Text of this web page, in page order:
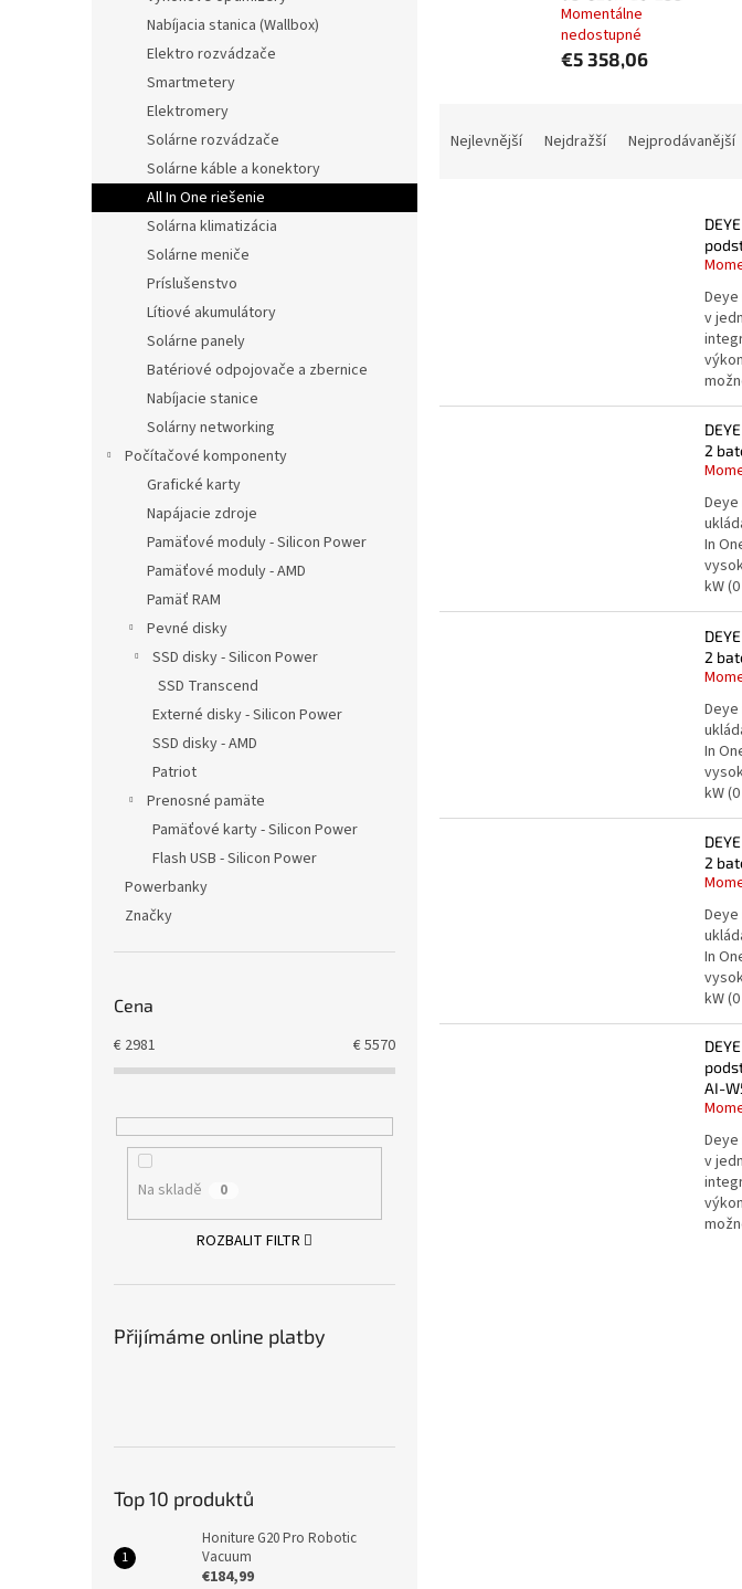
Nabíjacia stanica (Wallbox)
Elektro rozvádzače
Smartmetery
Elektromery
Solárne rozvádzače
Solárne káble a konektory
All In One riešenie
Solárna klimatizácia
Solárne meniče
Príslušenstvo
Lítiové akumulátory
Solárne panely
Batériové odpojovače a zbernice
Nabíjacie stanice
Solárny networking
Počítačové komponenty
Grafické karty
Napájacie zdroje
Pamäťové moduly - Silicon Power
Pamäťové moduly - AMD
Pamäť RAM
Pevné disky
SSD disky - Silicon Power
SSD Transcend
Externé disky - Silicon Power
SSD disky - AMD
Patriot
Prenosné pamäte
Pamäťové karty - Silicon Power
Flash USB - Silicon Power
Powerbanky
Značky
Cena
€ 2981 €5570
Na skladě 0
ROZBALIT FILTR
Přijímáme online platby
Top 10 produktů
Honiture G20 Pro Robotic
Vacuum
€184,99
Momentálne
nedostupné
€5 358,06
t
Nejlevnější Nejdražší Nejprodávanější
d
v
2
In
kW
2
In
kW
2
In
kW
AI-
v